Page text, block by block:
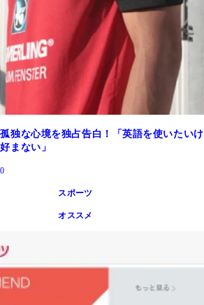
独な心境を独占告白！「英語を使いたいけ
まない」
スポーツ
オススメ